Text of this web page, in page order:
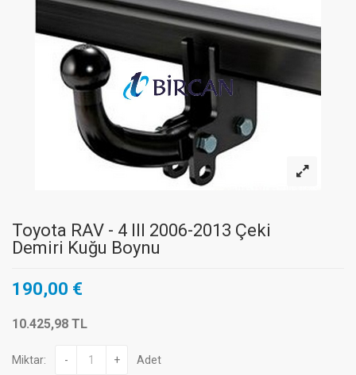
Toyota RAV - 4 III 2006-2013 Çeki
Demiri Kuğu Boynu
190,00 €
10.425,98 TL
Miktar: - + Adet